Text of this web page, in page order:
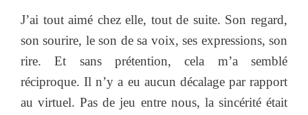
J’ai tout aimé chez elle, tout de suite. Son regard,
son sourire, le son de sa voix, ses expressions, son
rire. Et sans prétention, cela m’a semblé
réciproque. Il n’y a eu aucun décalage par rapport
au virtuel. Pas de jeu entre nous, la sincérité était